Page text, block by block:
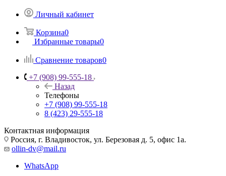
Личный кабинет
Корзина0
Избранные товары0
Сравнение товаров0
+7 (908) 99-555-18
Назад
Телефоны
+7 (908) 99-555-18
8 (423) 29-555-18
Контактная информация
Россия, г. Владивосток, ул. Березовая д. 5, офис 1а.
ollin-dv@mail.ru
WhatsApp